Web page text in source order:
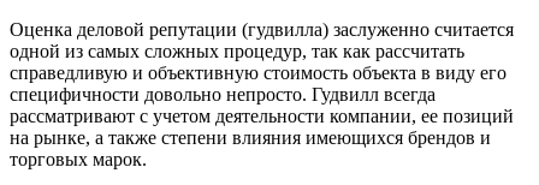
Оценка деловой репутации (гудвилла) заслуженно считается
одной из самых сложных процедур, так как рассчитать
справедливую и объективную стоимость объекта в виду его
специфичности довольно непросто. Гудвилл всегда
рассматривают с учетом деятельности компании, ее позиций
на рынке, а также степени влияния имеющихся брендов и
торговых марок.
Ачинск
Аша
Баймак
Балабаново
Балаково
Балашиха